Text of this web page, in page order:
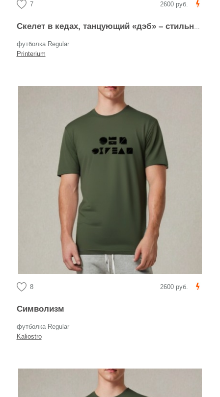
7 2600 руб.
Скелет в кедах, танцующий «дэб» – стильный арт для Хэллоуина
футболка Regular
Printerium
8 2600 руб.
Символизм
футболка Regular
Kaliostro